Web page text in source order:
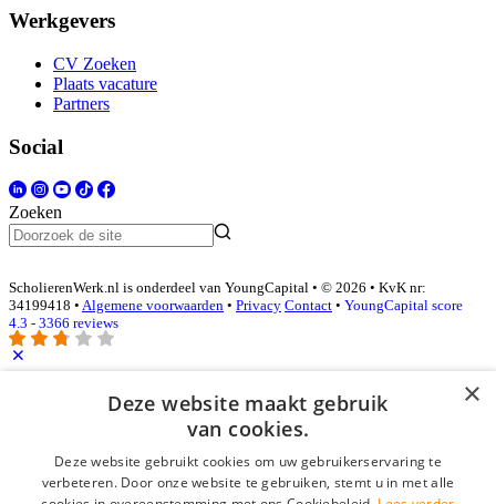
Werkgevers
CV Zoeken
Plaats vacature
Partners
Social
Zoeken
ScholierenWerk.nl is onderdeel van YoungCapital • © 2026 • KvK nr:
34199418 • Algemene voorwaarden • Privacy Contact • YoungCapital score
4.3 - 3366 reviews
Inloggen als bedrijf ×
Deze website maakt gebruik
van cookies.
Deze website gebruikt cookies om uw gebruikerservaring te
verbeteren. Door onze website te gebruiken, stemt u in met alle